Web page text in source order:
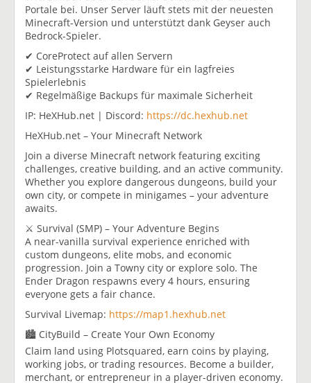
Portale bei. Unser Server läuft stets mit der neuesten
Minecraft-Version und unterstützt dank Geyser auch
Bedrock-Spieler.
✔ CoreProtect auf allen Servern
✔ Leistungsstarke Hardware für ein lagfreies
Spielerlebnis
✔ Regelmäßige Backups für maximale Sicherheit
IP: HeXHub.net | Discord: https://dc.hexhub.net
HeXHub.net – Your Minecraft Network
Join a diverse Minecraft network featuring exciting
challenges, creative building, and an active community.
Whether you explore dangerous dungeons, build your
own city, or compete in minigames – your adventure
awaits.
⚔️ Survival (SMP) – Your Adventure Begins
A near-vanilla survival experience enriched with
custom dungeons, elite mobs, and economic
progression. Join a Towny city or explore solo. The
Ender Dragon respawns every 4 hours, ensuring
everyone gets a fair chance.
Survival Livemap: https://map1.hexhub.net
🏙 CityBuild – Create Your Own Economy
Claim land using Plotsquared, earn coins by playing,
working jobs, or trading resources. Become a builder,
merchant, or entrepreneur in a player-driven economy.